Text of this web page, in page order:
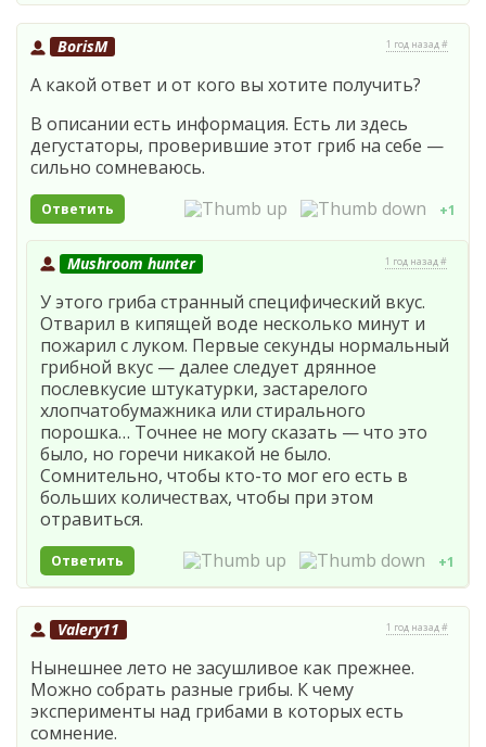
BorisM 1 год назад #
А какой ответ и от кого вы хотите получить?
В описании есть информация. Есть ли здесь
дегустаторы, проверившие этот гриб на себе —
сильно сомневаюсь.
Ответить +1
Mushroom hunter 1 год назад #
У этого гриба странный специфический вкус.
Отварил в кипящей воде несколько минут и
пожарил с луком. Первые секунды нормальный
грибной вкус — далее следует дрянное
послевкусие штукатурки, застарелого
хлопчатобумажника или стирального
порошка… Точнее не могу сказать — что это
было, но горечи никакой не было.
Сомнительно, чтобы кто-то мог его есть в
больших количествах, чтобы при этом
отравиться.
Ответить +1
Valery11 1 год назад #
Нынешнее лето не засушливое как прежнее.
Можно собрать разные грибы. К чему
эксперименты над грибами в которых есть
сомнение.